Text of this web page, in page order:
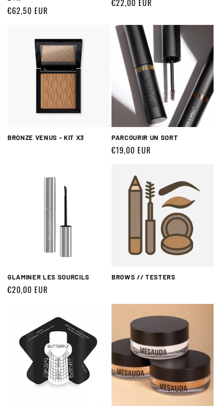
Prix
€62,50 EUR
Prix
€22,00 EUR
BRONZE VENUS - KIT X3 PARCOURIR UN SORT
Prix
€19,00 EUR
GLAMINER LES SOURCILS
Prix
€20,00 EUR
BROWS // TESTERS